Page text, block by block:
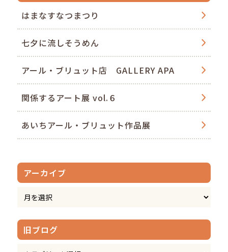
はまなすなつまつり
七夕に流しそうめん
アール・ブリュット店 GALLERY APA
関係するアート展 vol.６
あいちアール・ブリュット作品展
アーカイブ
旧ブログ